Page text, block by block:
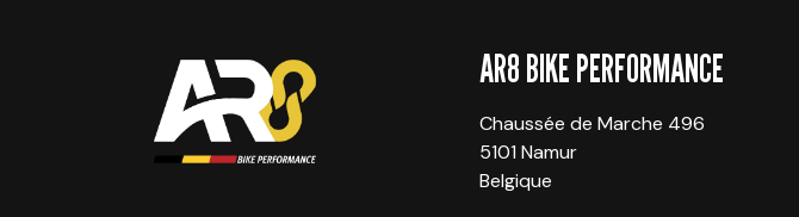
AR8 BIKE PERFORMANCE
Chaussée de Marche 496
5101 Namur
Belgique